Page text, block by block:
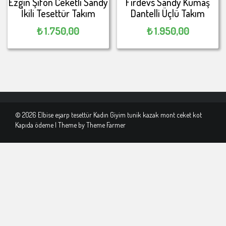
İkili Tesettür Takım
₺1.750,00
Dantelli Üçlü Takım
₺1.950,00
© 2026 Elbise eşarp tesettür Kadın Giyim tunik kazak mont ceket kot
Kapıda ödeme | Theme byTheme Farmer